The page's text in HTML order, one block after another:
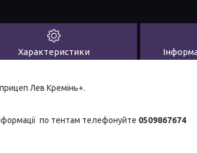
Характеристики
Лев Кремінь+.
по тентам телефонуйте 0509867674